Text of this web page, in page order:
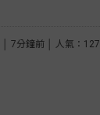
│ 7分鐘前 │ 人氣：127